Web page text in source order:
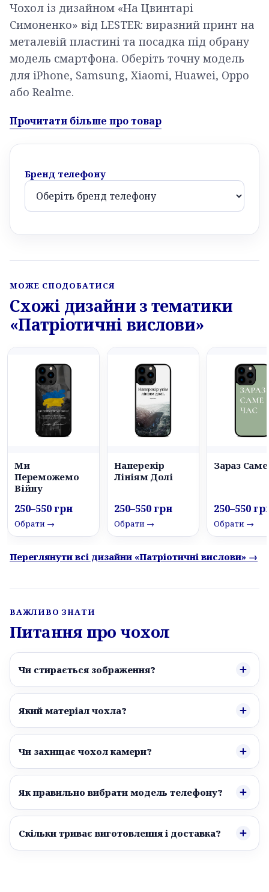
Чохол із дизайном «На Цвинтарі
Симоненко» від LESTER: виразний принт на
металевій пластині та посадка під обрану
модель смартфона. Оберіть точну модель
для iPhone, Samsung, Xiaomi, Huawei, Oppo
або Realme.
Прочитати більше про товар
Бренд телефону
МОЖЕ СПОДОБАТИСЯ
Схожі дизайни з тематики
«Патріотичні вислови»
Ми
Переможемо
Війну
250–550 грн
Обрати →
Наперекір
Лініям Долі
250–550 грн
Обрати →
Зараз
250–550
Обрати →
Переглянути всі дизайни «Патріотичні вислови» →
ВАЖЛИВО ЗНАТИ
Питання про чохол
Чи стирається зображення?
Який матеріал чохла?
Чи захищає чохол камери?
Як правильно вибрати модель телефону?
Скільки триває виготовлення і доставка?